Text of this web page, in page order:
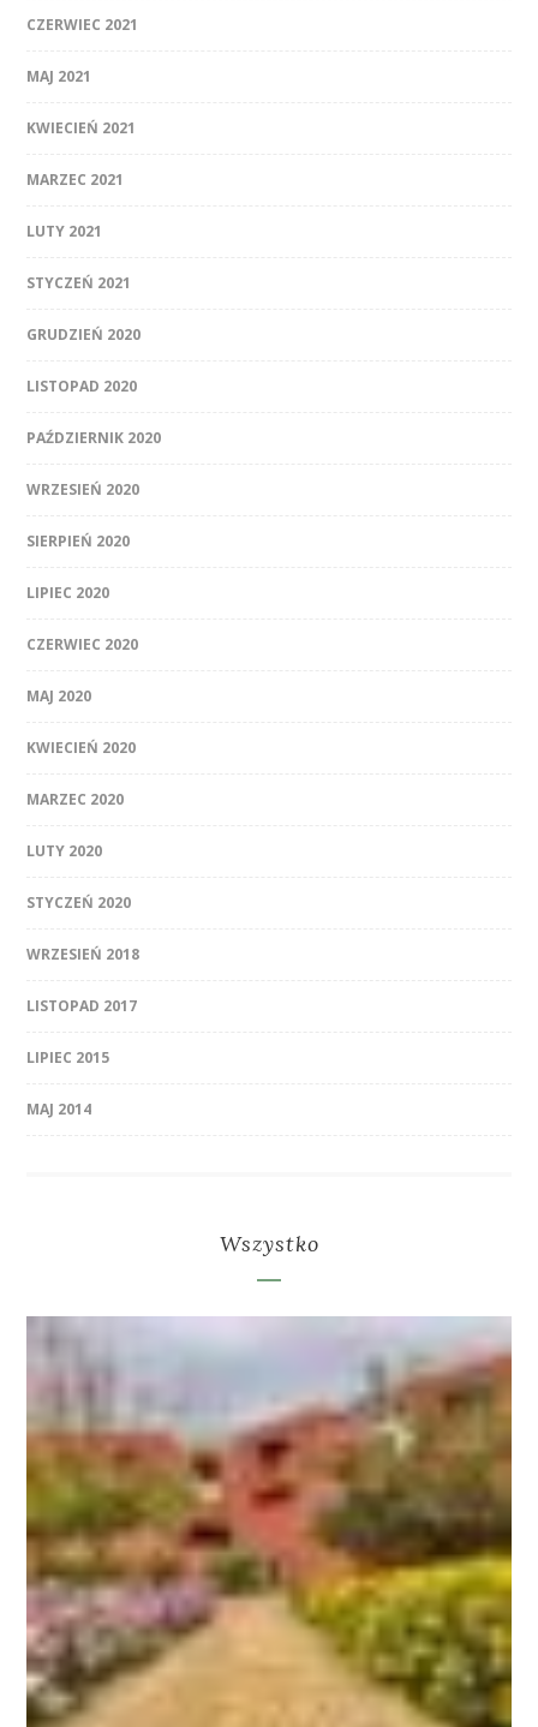
CZERWIEC 2021
MAJ 2021
KWIECIEŃ 2021
MARZEC 2021
LUTY 2021
STYCZEŃ 2021
GRUDZIEŃ 2020
LISTOPAD 2020
PAŹDZIERNIK 2020
WRZESIEŃ 2020
SIERPIEŃ 2020
LIPIEC 2020
CZERWIEC 2020
MAJ 2020
KWIECIEŃ 2020
MARZEC 2020
LUTY 2020
STYCZEŃ 2020
WRZESIEŃ 2018
LISTOPAD 2017
LIPIEC 2015
MAJ 2014
Wszystko